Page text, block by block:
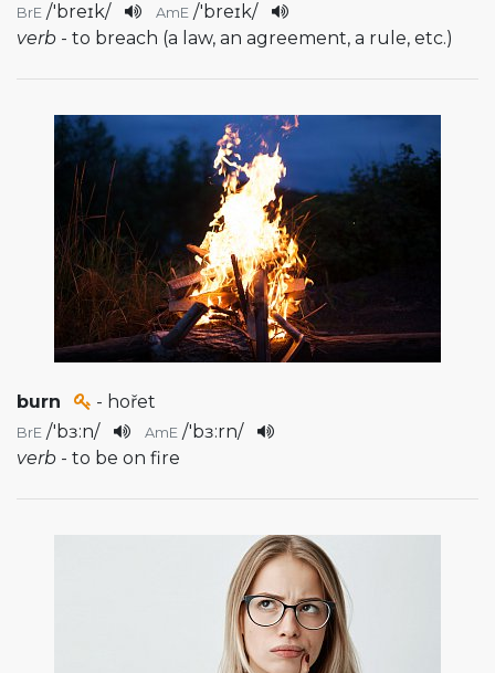
BrE /'breɪk/ AmE /'breɪk/
verb - to breach (a law, an agreement, a rule, etc.)
burn - hořet
BrE /'bɜ:n/ AmE /'bɜ:rn/
verb - to be on fire